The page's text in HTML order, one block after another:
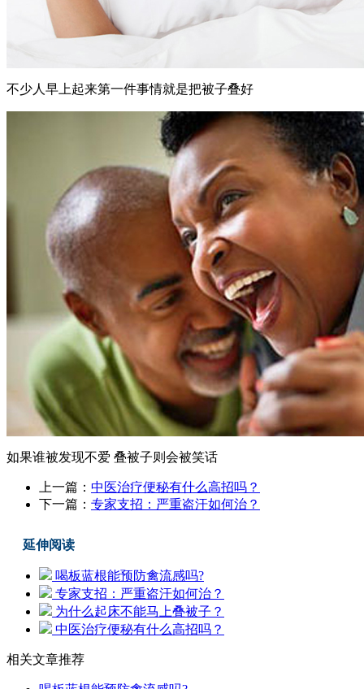
不少人早上起来第一件事情就是把被子叠好
如果谁被发现不爱 叠被子则会被笑话
上一篇： 中医治疗便秘有什么高招吗？
下一篇： 专家支招：严重盗汗如何治？
延伸阅读
喝板蓝根能预防禽流感吗?
专家支招：严重盗汗如何治？
为什么起床不能马上叠被子？
中医治疗便秘有什么高招吗？
相关文章推荐